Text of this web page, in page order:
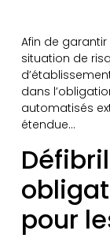
Afin de
situation de
dans
automatisés
étendue…
pour